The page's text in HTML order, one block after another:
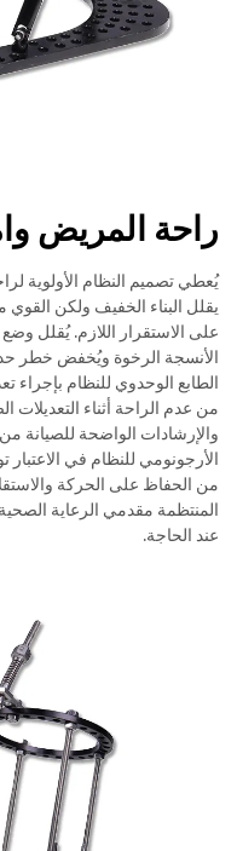
راحة المريض
يُعطي تصميم النظام الأولوية
يقلل البناء الخفيف ولكن القوي
على الاستقرار اللازم. يُقلل وضع
الأنسجة الرخوة ويُخفض خطر
الطابع الوحدوي للنظام بإجراء
من عدم الراحة أثناء
والإرشادات الواضحة للصيانة من
الأرجونومي للنظام في
من الحفاظ على الحركة
المنتظمة مقدمي الرعاية
عند الحاجة.